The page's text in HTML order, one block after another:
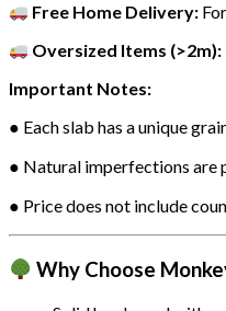
Free Home Delivery:
Oversized Items (>2m):
Important Notes:
● Each slab has a unique
● Natural imperfections are
● Price does not include
Why Choose